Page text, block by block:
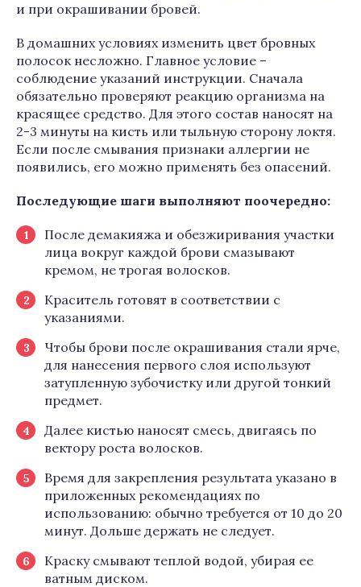
и при окрашивании бровей.
В домашних условиях изменить цвет бровных
полосок несложно. Главное условие –
соблюдение указаний инструкции. Сначала
обязательно проверяют реакцию организма на
красящее средство. Для этого состав наносят на
2-3 минуты на кисть или тыльную сторону локтя.
Если после смывания признаки аллергии не
появились, его можно применять без опасений.
Последующие шаги выполняют поочередно:
После демакияжа и обезжиривания участки
лица вокруг каждой брови смазывают
кремом, не трогая волосков.
Краситель готовят в соответствии с
указаниями.
Чтобы брови после окрашивания стали ярче,
для нанесения первого слоя используют
затупленную зубочистку или другой тонкий
предмет.
Далее кистью наносят смесь, двигаясь по
вектору роста волосков.
Время для закрепления результата указано в
приложенных рекомендациях по
использованию: обычно требуется от 10 до 20
минут. Дольше держать не следует.
Краску смывают теплой водой, убирая ее
ватным диском.